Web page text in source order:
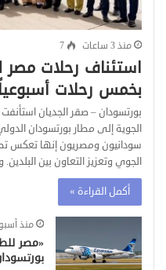
منذ 3 ساعات 7
استئناف رحلات مصر
بخمس رحلات
بورتسودان – صقر الجديان استأنفت
الجوية إلى مطار بورتسودان
سودانيون ومصريون إنها تعكس
الجوي وتعزيز التعاون بين
أكمل القراءة »
منذ
«مصر